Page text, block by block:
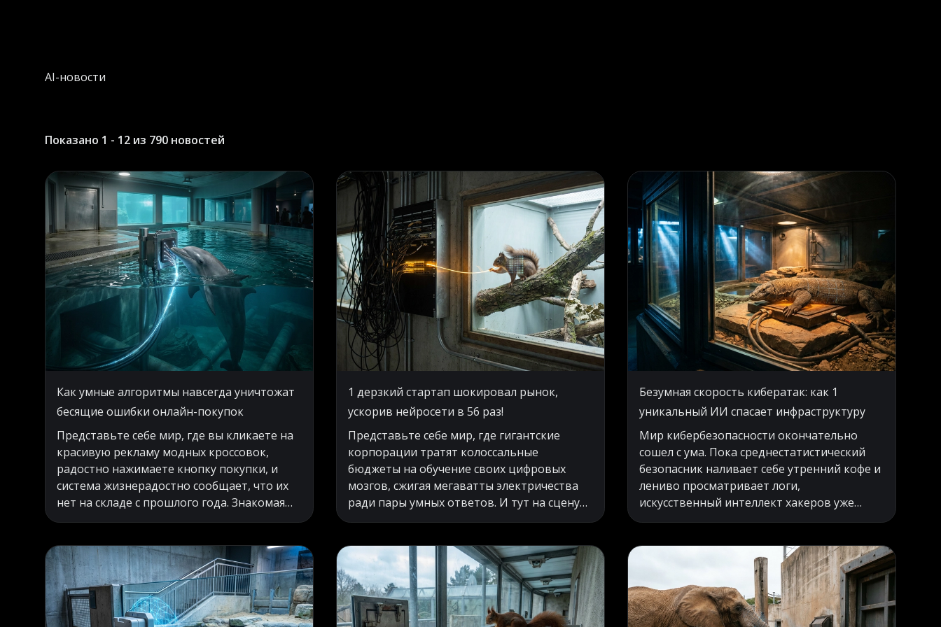
AI-новости
Показано 1 - 12 из 790 новостей
Как умные алгоритмы навсегда уничтожат
бесящие ошибки онлайн-покупок
Представьте себе мир, где вы кликаете на
красивую рекламу модных кроссовок,
радостно нажимаете кнопку покупки, и
система жизнерадостно сообщает, что их
нет на складе с прошлого года. Знакомая
ситуация? Этот абсурдный разрыв между
складской реальностью годами сводил с
ума любителей онлайн-шопинга. Отделы
внутри огромных корпораций упорно
отказываются делиться информацией,
ведя себя как поссорившиеся соседи на
1 дерзкий стартап шокировал рынок,
ускорив нейросети в 56 раз!
Представьте себе мир, где гигантские
корпорации тратят колоссальные
бюджеты на обучение своих цифровых
мозгов, сжигая мегаватты электричества
ради пары умных ответов. И тут на сцену
выходит никому не известная команда
годы техногиганты двигались совершенно
не в том направлении. Звучит как завязка
голливудского фильма, верно? Однако
именно это сейчас происходит в индустрии
высоких технологий. Амбициозные
Безумная скорость кибератак: как 1
уникальный ИИ спасает инфраструктуру
Мир кибербезопасности окончательно
сошел с ума. Пока среднестатистический
безопасник наливает себе утренний кофе и
лениво просматривает логи,
искусственный интеллект хакеров уже
успевает взломать пару корпоративных
Традиционные методы защиты
превратились в тыкву, потому что человек
физически не способен тягаться со
скоростью машинных алгоритмов. И вот
тут на сцену выходит нечто действительно